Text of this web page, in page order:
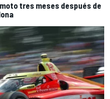
tres meses después de